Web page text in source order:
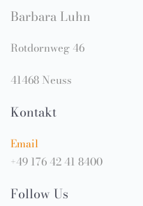
Barbara Luhn
Rotdornweg 46
41468 Neuss
Kontakt
Email
+49 176 42 41 8400
Follow Us